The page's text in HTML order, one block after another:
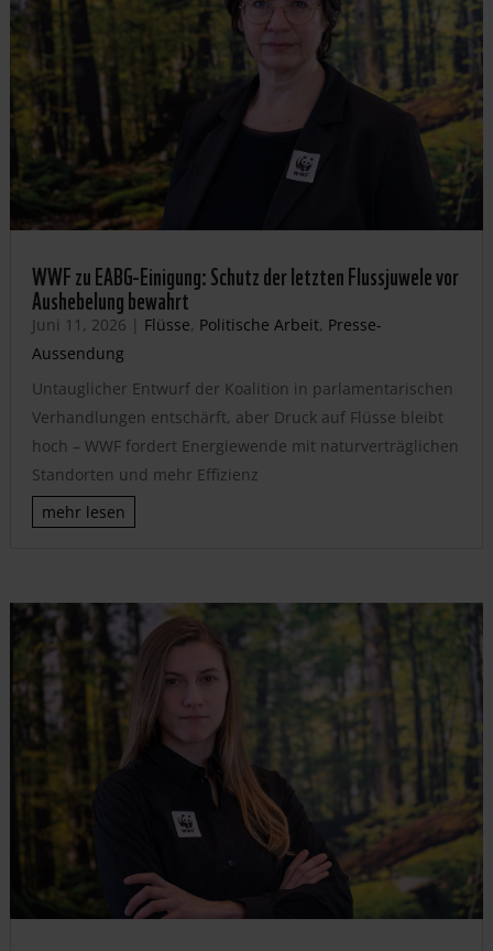
WWF zu EABG-Einigung: Schutz der letzten Flussjuwele vor
Aushebelung bewahrt
Juni 11, 2026 | Flüsse, Politische Arbeit, Presse-
Aussendung
Untauglicher Entwurf der Koalition in parlamentarischen
Verhandlungen entschärft, aber Druck auf Flüsse bleibt
hoch – WWF fordert Energiewende mit naturverträglichen
Standorten und mehr Effizienz
mehr lesen